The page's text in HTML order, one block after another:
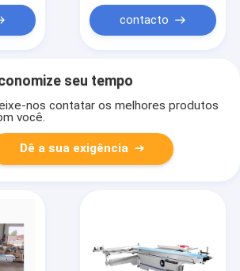
contacto
seu tempo
nos contatar os melhores produtos
você.
Dê a sua exigência